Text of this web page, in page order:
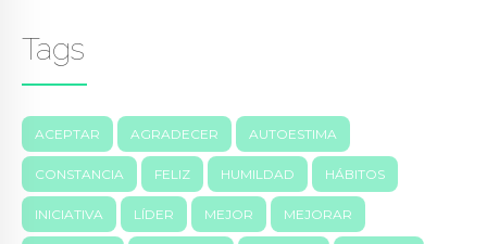
Tags
ACEPTAR AGRADECER AUTOESTIMA
CONSTANCIA FELIZ HUMILDAD HÁBITOS
INICIATIVA LÍDER MEJOR MEJORAR